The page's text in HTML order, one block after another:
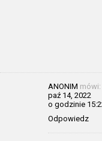
ANONIM mówi:
paź 14, 2022
o godzinie
Odpowiedz